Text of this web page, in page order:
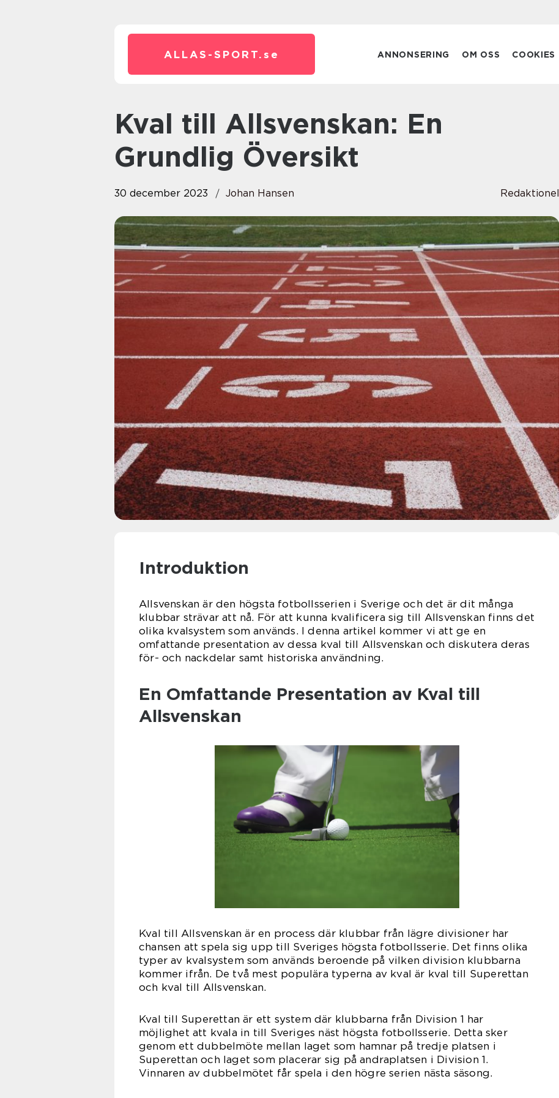
ALLAS-SPORT. se ANNONSERING OM OSS COOKIES
Kval till Allsvenskan: En
Grundlig Översikt
30 december 2023 Johan Hansen Redaktionel
Introduktion
Allsvenskan är den högsta fotbollsserien i Sverige och det är dit många
klubbar strävar att nå. För att kunna kvalificera sig till Allsvenskan finns det
olika kvalsystem som används. I denna artikel kommer vi att ge en
omfattande presentation av dessa kval till Allsvenskan och diskutera deras
för- och nackdelar samt historiska användning.
En Omfattande Presentation av Kval till
Allsvenskan
Kval till Allsvenskan är en process där klubbar från lägre divisioner har
chansen att spela sig upp till Sveriges högsta fotbollsserie. Det finns olika
typer av kvalsystem som används beroende på vilken division klubbarna
kommer ifrån. De två mest populära typerna av kval är kval till Superettan
och kval till Allsvenskan.
Kval till Superettan är ett system där klubbarna från Division 1 har
möjlighet att kvala in till Sveriges näst högsta fotbollsserie. Detta sker
genom ett dubbelmöte mellan laget som hamnar på tredje platsen i
Superettan och laget som placerar sig på andraplatsen i Division 1.
Vinnaren av dubbelmötet får spela i den högre serien nästa säsong.